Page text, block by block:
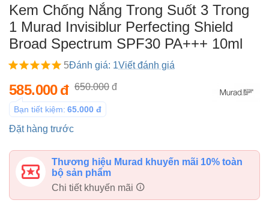
Kem Chống Nắng Trong Suốt 3 Trong
1 Murad Invisiblur Perfecting Shield
Broad Spectrum SPF30 PA+++ 10ml
5Đánh giá: 1Viết đánh giá
585.000đ 650.000 đ
Bạn tiết kiệm: 65.000 đ
Đặt hàng trước
Thương hiệu Murad khuyến mãi 10% toàn
bộ sản phẩm
Chi tiết khuyến mãi